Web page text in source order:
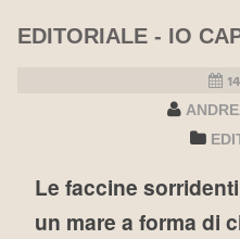
EDITORIALE - IO
Le faccine
un mare a forma di